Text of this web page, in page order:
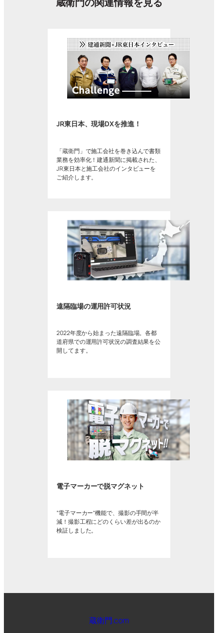
JR東日本、現場DXを推進！
「蔵衛門」で施工会社を巻き込んで書類
業務を効率化！建通新聞に掲載された、
JR東日本と施工会社のインタビューを
ご紹介します。
遠隔臨場の運用許可状況
2022年度から始まった遠隔臨場。各都
道府県での運用許可状況の調査結果を公
開してます。
電子マーカーで脱マグネット
“電子マーカー”機能で、撮影の手間が半
減！撮影工程にどのくらい差が出るのか
検証しました。
蔵衛門.com